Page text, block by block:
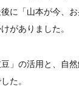
に「山本が今、
がありました。
」の活用と、自
た。